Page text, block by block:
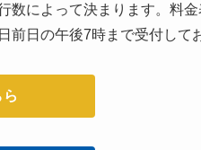
数によって決まります。料
前日の午後7時まで受付して